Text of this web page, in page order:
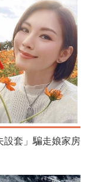
設套」騙走娘家房